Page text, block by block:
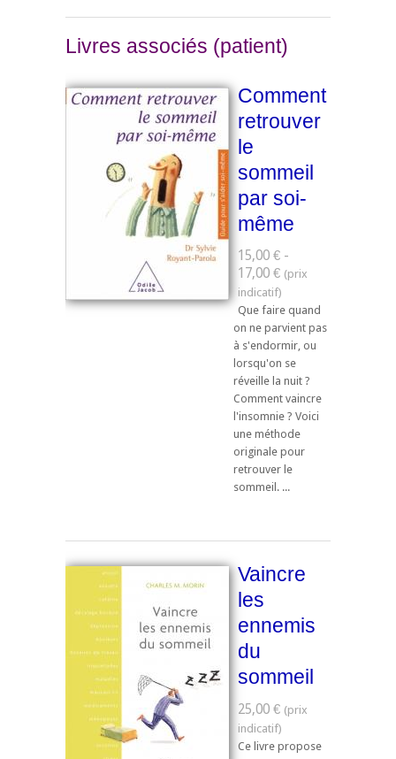
Livres associés (patient)
Comment
retrouver
le
sommeil
par soi-
même
15,00 € -
17,00 €
Que faire quand
on ne parvient pas
à s'endormir, ou
lorsqu'on se
réveille la nuit ?
Comment vaincre
l'insomnie ? Voici
une méthode
originale pour
retrouver le
sommeil. ...
Vaincre
les
ennemis
du
sommeil
25,00 €
Ce livre propose